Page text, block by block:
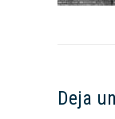
Deja